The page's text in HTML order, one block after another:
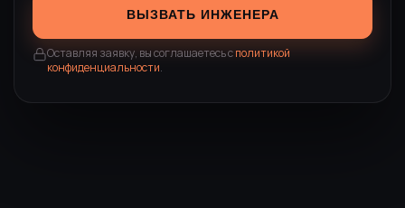
ВЫЗВАТЬ ИНЖЕНЕРА
Оставляя заявку, вы соглашаетесь сполитикой
конфиденциальности.